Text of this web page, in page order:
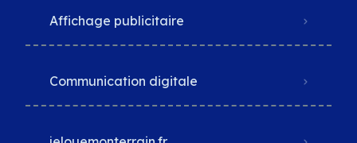
Affichage publicitaire
Communication digitale